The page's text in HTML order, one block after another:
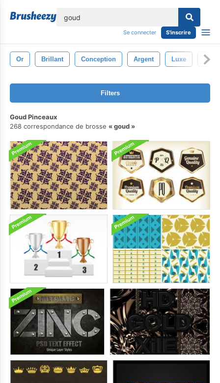
Se connecter S'inscrire
Or Brillant Conception Argent Luxe
Filters
Goud Pinceaux
268 correspondance de brosse
goud